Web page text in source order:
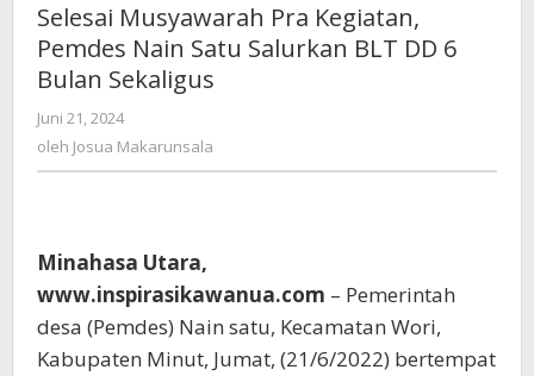
Selesai Musyawarah Pra Kegiatan,
Pemdes Nain Satu Salurkan BLT DD 6
Bulan Sekaligus
Juni 21, 2024
Josua
oleh Josua Makarunsala
Minahasa Utara,
www.inspirasikawanua.com – Pemerintah
desa (Pemdes) Nain satu, Kecamatan Wori,
Kabupaten Minut, Jumat, (21/6/2022) bertempat